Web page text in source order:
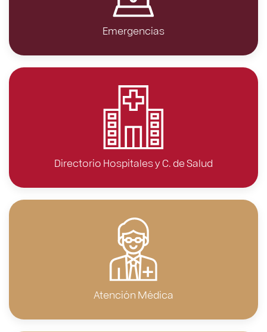
Emergencias
Directorio Hospitales y C. de Salud
Atención Médica